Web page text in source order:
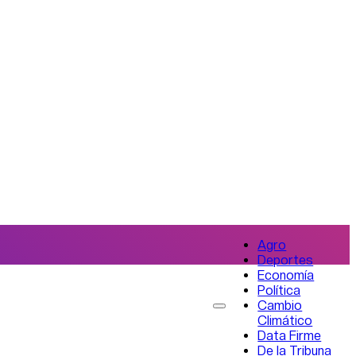
Agro
Deportes
Economía
Política
Cambio
Climático
Data Firme
De la Tribuna